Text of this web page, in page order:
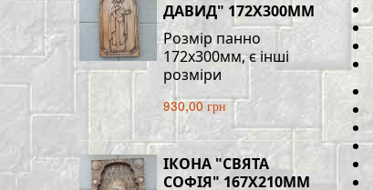
ДАВИД" 172Х300ММ
Розмір панно
172х300мм, є інші
розміри
930,00 грн
ІКОНА "СВЯТА
СОФІЯ" 167Х210ММ